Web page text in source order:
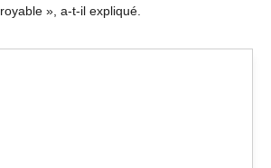
», a-t-il expliqué.